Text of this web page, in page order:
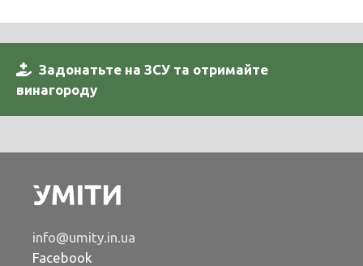
Задонатьте на ЗСУ та отримайте
винагороду
info@umity.in.ua
Facebook